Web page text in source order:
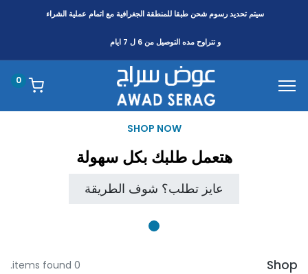
سيتم تحديد رسوم شحن طبقا للمنطقةالجغرافية مع اتمام عملية الشراء
و تتراوح مده التوصيل من 6 ل 7 ايام
0
SHOP NOW
هتعمل طلبك بكل سهولة
عايز تطلب؟ شوف الطريقة
Shop
0 items found.